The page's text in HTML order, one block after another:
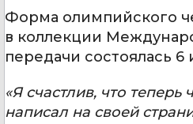
Форма олимпийского
в коллекции
передачи состоялась
«Я счастлив, что
написал на своей